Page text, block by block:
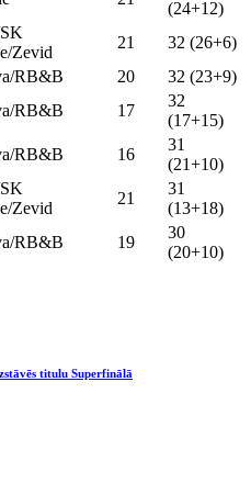
(24+12)
Zevid
21
32 (26+6)
RB&B 20
32 (23+9)
RB&B 17
32
(17+15)
RB&B 16
31
(21+10)
Zevid
21
31
(13+18)
RB&B 19
30
(20+10)
titulu Superfinālā